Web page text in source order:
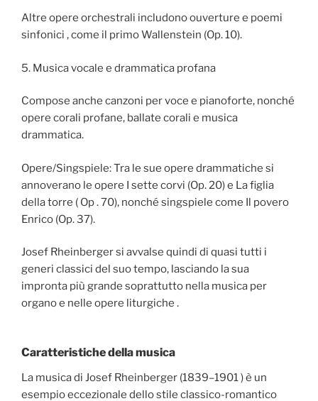
Altre opere orchestrali includono ouverture e poemi
sinfonici , come il primo Wallenstein (Op. 10).
5. Musica vocale e drammatica profana
Compose anche canzoni per voce e pianoforte, nonché
opere corali profane, ballate corali e musica
drammatica.
Opere/Singspiele: Tra le sue opere drammatiche si
annoverano le opere I sette corvi (Op. 20) e La figlia
della torre ( Op . 70), nonché singspiele come Il povero
Enrico (Op. 37).
Josef Rheinberger si avvalse quindi di quasi tutti i
generi classici del suo tempo, lasciando la sua
impronta più grande soprattutto nella musica per
organo e nelle opere liturgiche .
Caratteristiche della musica
La musica di Josef Rheinberger (1839–1901 ) è un
esempio eccezionale dello stile classico-romantico